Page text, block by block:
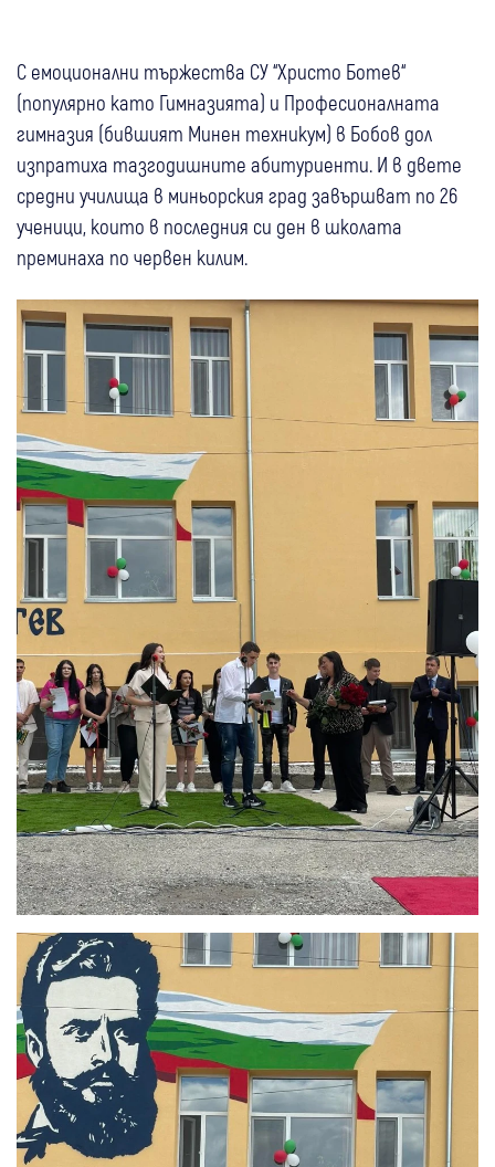
С емоционални тържества СУ “Христо Ботев“
(популярно като Гимназията) и Професионалната
гимназия (бившият Минен техникум) в Бобов дол
изпратиха тазгодишните абитуриенти. И в двете
средни училища в миньорския град завършват по 26
ученици, които в последния си ден в школата
преминаха по червен килим.